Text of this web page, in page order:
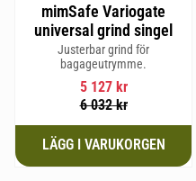
mimSafe Variogate
universal grind singel
Justerbar grind för
bagageutrymme.
5 127kr
6 032kr